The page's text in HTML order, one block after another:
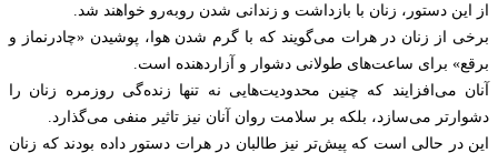
از این دستور، زنان با بازداشت و زندانی شدن روبه‌رو خواهند شد.
برخی از زنان در هرات می‌گویند که با گرم شدن هوا، پوشیدن «چادرنماز و
برقع» برای ساعت‌های طولانی دشوار و آزاردهنده است.
آنان می‌افزایند که چنین محدودیت‌هایی نه تنها زنده‌گی روزمره زنان را
دشوارتر می‌سازد، بلکه بر سلامت روان آنان نیز تاثیر منفی می‌گذارد.
این در حالی است که پیش‌تر نیز طالبان در هرات دستور داده بودند که زنان